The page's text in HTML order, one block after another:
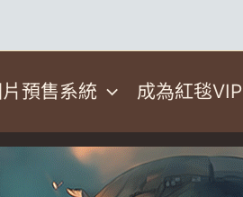
預售系統 成為紅毯VIP